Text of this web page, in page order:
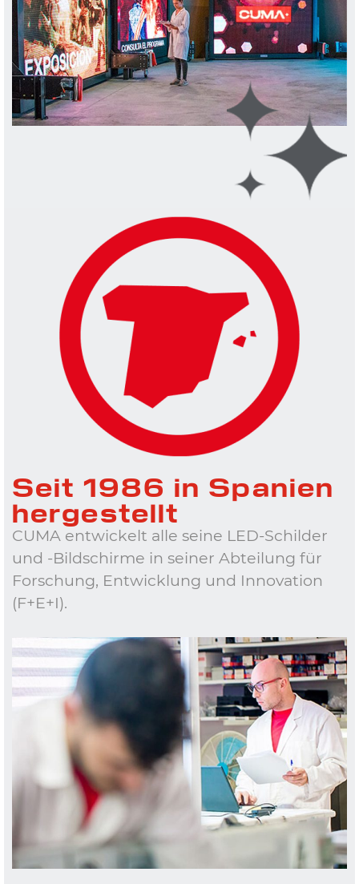
Seit 1986 in Spanien
hergestellt
CUMA entwickelt alle seine LED-Schilder
und -Bildschirme in seiner Abteilung für
Forschung, Entwicklung und Innovation
(F+E+I).